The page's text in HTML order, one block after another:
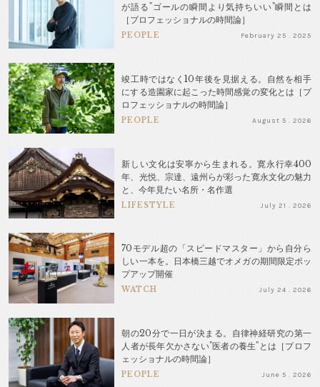
が語る"ゴールの瞬間より気持ちいい"瞬間とは
［プロフェッショナルの時間論］
PEOPLE February 25 . 2025
竣工時ではなく10年後を見据える。自然を相手
にする造園家に起こった時間感覚の変化とは［プ
ロフェッショナルの時間論］
PEOPLE August 5 . 2026
新しい文化は安寧から生まれる。寛永行幸400
年、光悦、宗達、遠州らが彩った寛永文化の魅力
と、今年見たい名所・名作選
LIFESTYLE July 21 . 2026
70モデル超の「スピードマスター」から自分ら
しい一本を。日本橋三越でオメガの期間限定ポッ
プアップ開催
WATCH July 24 . 2026
朝の20分で一日が決まる。自律神経研究の第一
人者が長年欠かさない"医者の養生"とは［プロフ
ェッショナルの時間論］
PEOPLE June 5 . 2026